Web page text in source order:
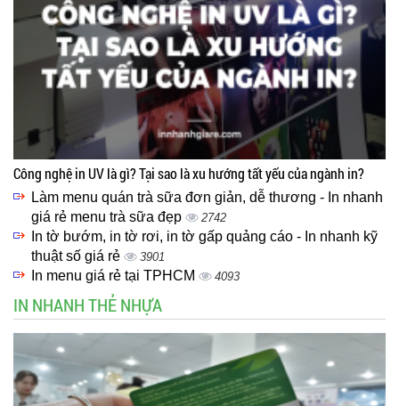
Công nghệ in UV là gì? Tại sao là xu hướng tất yếu của ngành in?
Làm menu quán trà sữa đơn giản, dễ thương - In nhanh
giá rẻ menu trà sữa đẹp
2742
In tờ bướm, in tờ rơi, in tờ gấp quảng cáo - In nhanh kỹ
thuật số giá rẻ
3901
In menu giá rẻ tại TPHCM 4093
IN NHANH THẺ NHỰA